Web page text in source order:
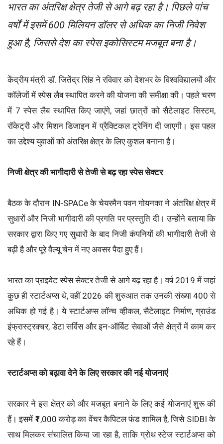
भारत का अंतरिक्ष क्षेत्र तेजी से आगे बढ़ रहा है। पिछले पांच
वर्षों में इसमें 600 मिलियन डॉलर से अधिक का निजी निवेश
हुआ है, जिससे देश का स्पेस इकोसिस्टम मजबूत बना है।
केंद्रीय मंत्री डॉ. जितेंद्र सिंह ने रविवार को देशभर के विश्वविद्यालयों और
कॉलेजों में स्पेस लैब स्थापित करने की योजना की समीक्षा की। पहले चरण
में 7 स्पेस लैब स्थापित किए जाएंगे, जहां छात्रों को सैटेलाइट सिस्टम,
रॉकेट्री और मिशन डिजाइन में प्रैक्टिकल ट्रेनिंग दी जाएगी। इस पहल
का उद्देश्य युवाओं को अंतरिक्ष क्षेत्र के लिए कुशल बनाना है।
निजी क्षेत्र की भागीदारी से तेजी से बढ़ रहा स्पेस सेक्टर
बैठक के दौरान IN-SPACe के चेयरमैन पवन गोयनका ने अंतरिक्ष क्षेत्र में
सुधारों और निजी भागीदारी की प्रगति पर प्रस्तुति दी। उन्होंने बताया कि
सरकार द्वारा किए गए सुधारों के बाद निजी कंपनियों की भागीदारी तेजी से
बढ़ी है और पूरे वैल्यू चेन में नए अवसर पैदा हुए हैं।
भारत का प्राइवेट स्पेस सेक्टर तेजी से आगे बढ़ रहा है। वर्ष 2019 में जहां
कुछ ही स्टार्टअप्स थे, वहीं 2026 की शुरुआत तक उनकी संख्या 400 से
अधिक हो गई है। ये स्टार्टअप्स लॉन्च व्हीकल, सैटेलाइट निर्माण, ग्राउंड
इंफ्रास्ट्रक्चर, डेटा सर्विस और इन-ऑर्बिट सेवाओं जैसे क्षेत्रों में काम कर
रहे हैं।
स्टार्टअप्स को बढ़ावा देने के लिए सरकार की नई योजनाएं
सरकार ने इस क्षेत्र को और मजबूत बनाने के लिए कई योजनाएं शुरू की
हैं। इसमें ₹1,000 करोड़ का वेंचर कैपिटल फंड शामिल है, जिसे SIDBI के
साथ मिलकर संचालित किया जा रहा है, ताकि ग्रोथ स्टेज स्टार्टअप्स को